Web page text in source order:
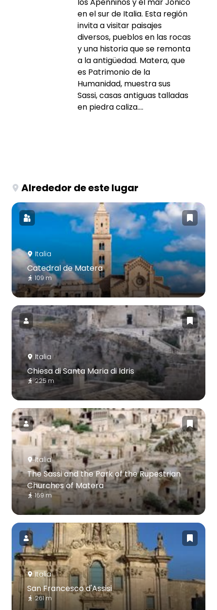
en el sur de Italia. Esta región
invita a visitar paisajes
diversos, pueblos en las rocas
y una historia que se remonta
a la antigüedad. Matera, que
es Patrimonio de la
Humanidad, muestra sus
Sassi, casas antiguas talladas
en piedra caliza....
Alrededor de este lugar
Italia
Catedral de Matera
109 m
Italia
Chiesa di Santa Maria di Idris
225 m
Italia
The Sassi and the Park of the Rupestrian
Churches of Matera
169 m
Italia
San Francesco d'Assisi
261 m